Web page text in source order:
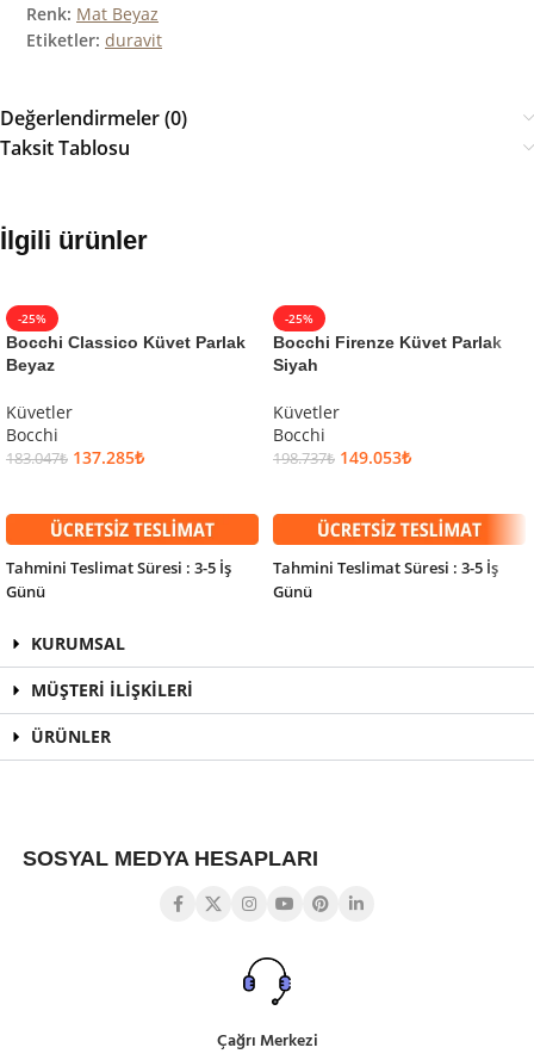
Renk: Mat Beyaz
Etiketler: duravit
Değerlendirmeler (0)
Taksit Tablosu
İlgili ürünler
-25%
Bocchi Classico Küvet Parlak
Beyaz
Küvetler
Bocchi
183.047₺ 137.285₺
Tahmini Teslimat Süresi : 3-5 İş
Günü
-25%
Bocchi Firenze Küvet Parlak
Siyah
Küvetler
Bocchi
198.737₺ 149.053₺
Tahmini Teslimat Süresi : 3-5 İş
Günü
KURUMSAL
MÜŞTERİ İLİŞKİLERİ
ÜRÜNLER
SOSYAL MEDYA HESAPLARI
Çağrı Merkezi